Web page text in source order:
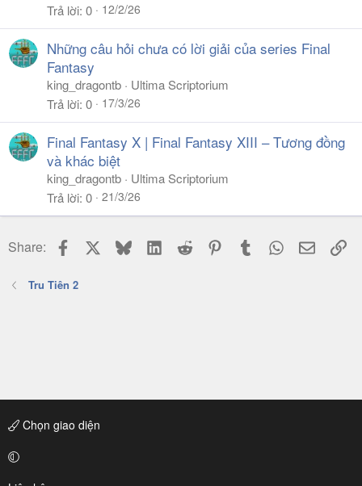
Trả lời 0 12/2/26
Những câu hỏi chưa có lời giải của series Final
Fantasy
king_dragontb
Ultima Scriptorium
Trả lời 0 17/3/26
Final Fantasy X | Final Fantasy XIII – Tương đồng
và khác biệt
king_dragontb
Ultima Scriptorium
Trả lời 0 21/3/26
Share: Facebook BlueskyLinkedIn
Reddit PinterestTumblr WhatsApp
Email
Tru Tiên 2
Chọn giao diện